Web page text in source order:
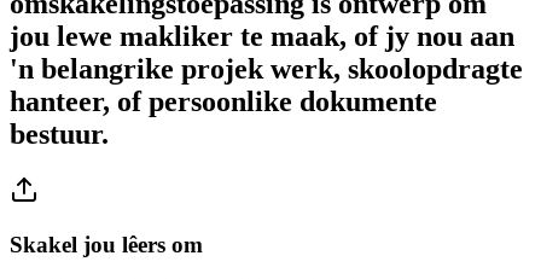
jou lewe makliker te maak, of jy nou aan
'n belangrike projek werk, skoolopdragte
hanteer, of persoonlike dokumente
bestuur.
Skakel jou lêers om